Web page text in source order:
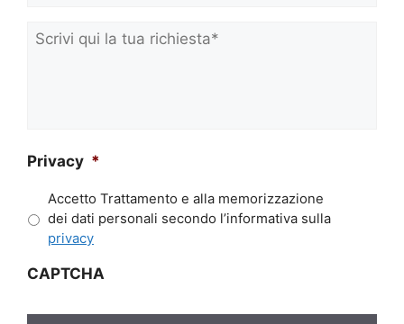
m
Scrivi
qui
Privacy *
Accetto Trattamento e alla memorizzazione
dei dati personali secondo l’informativa sulla
privacy
CAPTCHA